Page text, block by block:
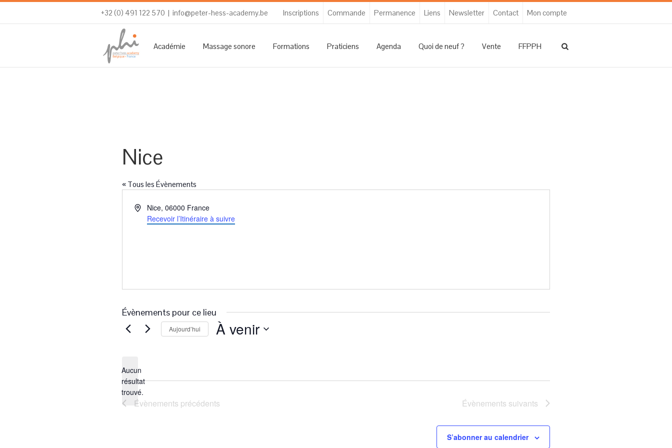
+32 (0) 491 122 570 | info@peter-hess-academy.be Inscriptions Commande Permanence Liens Newsletter Contact Mon compte
Académie Massage sonore Formations Praticiens Agenda Quoi de neuf ? Vente FFPPH
Nice
« Tous les Évènements
Adresse
Nice, 06000 France
Recevoir l’Itinéraire à suivre
Évènements pour ce lieu
Notice
Aucun
résultat
trouvé.
Aujourd’hui À venir
Évènements précédents Évènements suivants
S’abonner au calendrier